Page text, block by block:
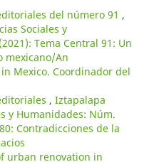
del número 91 ,
Sociales y
Tema Central 91: Un
mexicano/An
Mexico. Coordinador del
, Iztapalapa
y Humanidades: Núm.
Contradicciones de la
urban renovation in